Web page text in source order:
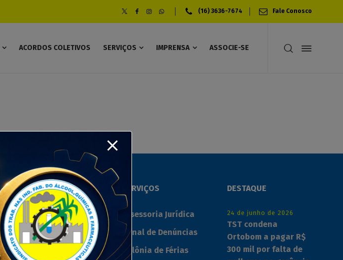
(16) 3636-7674 Fale Conosco
ACORDOS COLETIVOS SERVIÇOS IMPRENSA ASSOCIE-SE
SIGA-NOS!
Twitter
Facebook
SERVIÇOS
Assessoria Jurídica
Canal de Denúncias
Colônia de Férias
DESTAQUE
24 de junho de 2026
TST condena
Ortobom a pagar R$
300 mil por falta de